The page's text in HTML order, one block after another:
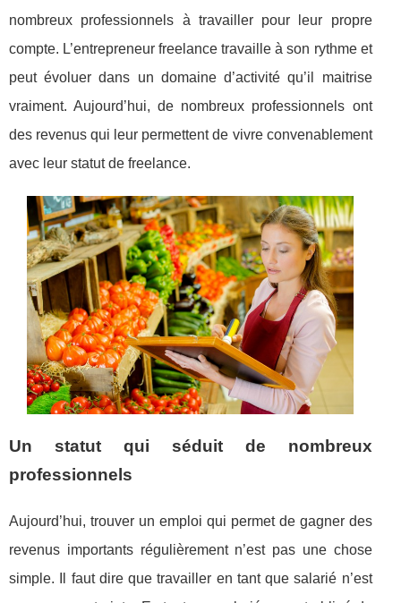
nombreux professionnels à travailler pour leur propre
compte. L’entrepreneur freelance travaille à son rythme et
peut évoluer dans un domaine d’activité qu’il maitrise
vraiment. Aujourd’hui, de nombreux professionnels ont
des revenus qui leur permettent de vivre convenablement
avec leur statut de freelance.
Un statut qui séduit de nombreux
professionnels
Aujourd’hui, trouver un emploi qui permet de gagner des
revenus importants régulièrement n’est pas une chose
simple. Il faut dire que travailler en tant que salarié n’est